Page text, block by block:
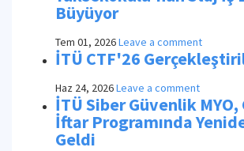
Büyüyor
Tem 01, 2026Leave a comment
İTÜ CTF'26
Haz 24, 2026Leave a comment
İTÜ Siber Güvenlik
İftar Programında
Geldi